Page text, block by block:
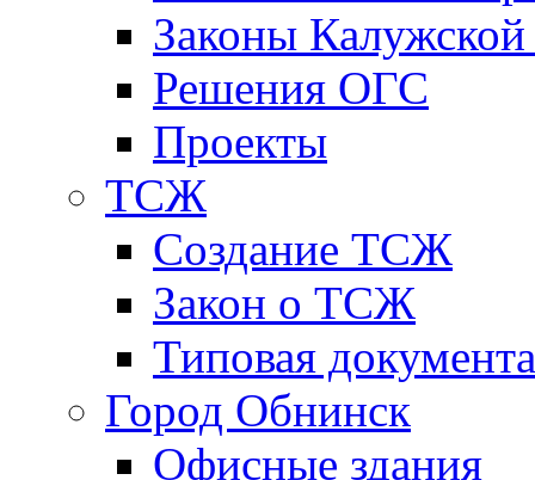
Законы Калужской
Решения ОГС
Проекты
ТСЖ
Создание ТСЖ
Закон о ТСЖ
Типовая
Город Обнинск
Офисные здания